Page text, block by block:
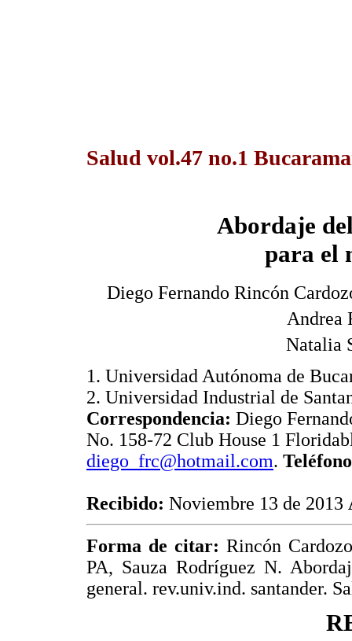
Salud vol.47 no.1
Abordaje
para el
Diego Fernando Rincón
Andrea
Natalia
1. Universidad Autónoma de
2. Universidad Industrial de
Correspondencia: Diego
No. 158-72 Club House 1
diego_frc@hotmail.com.
Recibido: Noviembre 13 de 2013
Forma de citar: Rincón
PA, Sauza Rodríguez N.
general. rev.univ.ind. santander.